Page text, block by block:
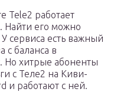
Tele2 работает
Найти его можно
сервиса есть важный
с баланса в
Но хитрые абоненты
с Теле2 на Киви-
и работают с ней.